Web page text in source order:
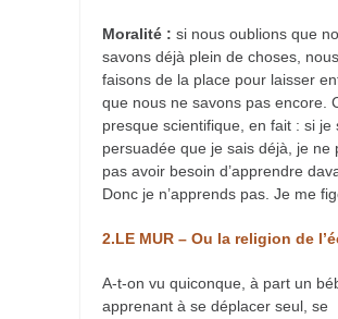
Moralité : si nous oublions que
savons déjà plein de choses, nous
faisons de la place pour laisser
que nous ne savons pas encore.
presque scientifique, en fait : si je
persuadée que je sais déjà, je ne
pas avoir besoin d’apprendre
Donc je n’apprends pas. Je me
2.LE MUR – Ou la religion de
A-t-on vu quiconque, à part un
apprenant à se déplacer seul, se